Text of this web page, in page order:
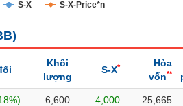
S-X S-X-Price*n
)
Khối
lượng
S-X*
Hòa
vốn**
6,600 4,000 25,665